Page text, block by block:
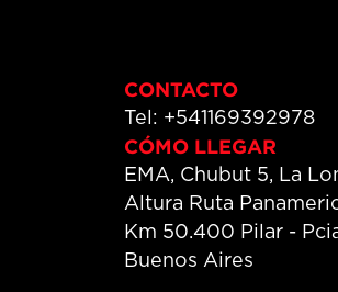
CONTACTO
Tel: +541169392978
CÓMO LLEGAR
EMA, Chubut 5, La
Altura Ruta
Km 50.400 Pilar -
Buenos Aires